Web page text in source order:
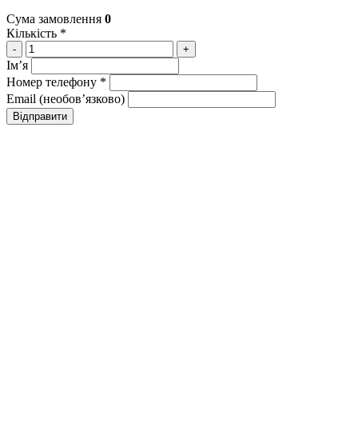
Сума замовлення 0
Кількість *
- +
Імʼя
Номер телефону *
Email (необовʼязково)
Відправити